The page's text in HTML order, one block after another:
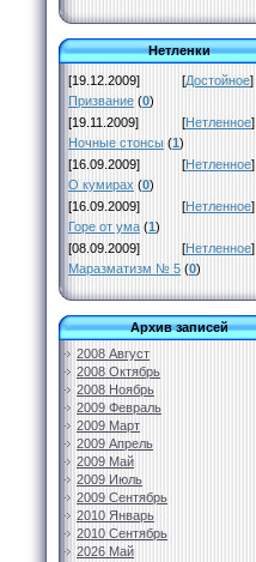
Нетленки
[19.12.2009] [Достойное]
Призвание (0)
[19.11.2009]
[Нетленное]
Ночные стонсы (1)
[16.09.2009]
[Нетленное]
О кумирах (0)
[16.09.2009]
[Нетленное]
Горе от ума (1)
[08.09.2009]
[Нетленное]
Маразматизм № 5 (0)
Архив записей
2008 Август
2008 Октябрь
2008 Ноябрь
2009 Февраль
2009 Март
2009 Апрель
2009 Май
2009 Июль
2009 Сентябрь
2010 Январь
2010 Сентябрь
2026 Май